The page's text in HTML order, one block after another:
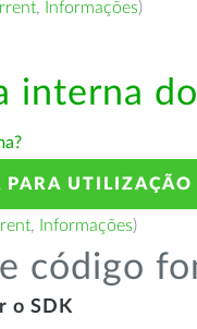
, Informações)
interna
PARA UTILIZAÇÃO
, Informações)
código
o SDK